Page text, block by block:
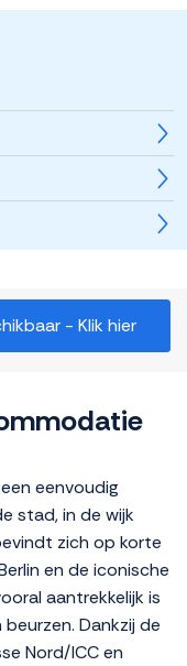
- Klik hier
eenvoudig
stad, in de wijk
zich op korte
en de iconische
aantrekkelijk is
Dankzij de
Nord/ICC en